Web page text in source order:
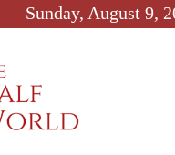
Sunday, August 9,